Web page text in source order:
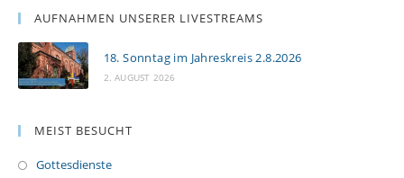
AUFNAHMEN UNSERER LIVESTREAMS
18. Sonntag im Jahreskreis 2.8.2026
2. AUGUST 2026
MEIST BESUCHT
Gottesdienste